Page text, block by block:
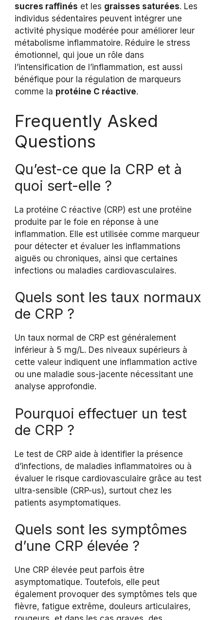
sucres raffinés et les graisses saturées. Les
individus sédentaires peuvent intégrer une
activité physique modérée pour améliorer leur
métabolisme inflammatoire. Réduire le stress
émotionnel, qui joue un rôle dans
l’intensification de l’inflammation, est aussi
bénéfique pour la régulation de marqueurs
comme la protéine C réactive.
Frequently Asked
Questions
Qu’est-ce que la CRP et à
quoi sert-elle ?
La protéine C réactive (CRP) est une protéine
produite par le foie en réponse à une
inflammation. Elle est utilisée comme marqueur
pour détecter et évaluer les inflammations
aiguës ou chroniques, ainsi que certaines
infections ou maladies cardiovasculaires.
Quels sont les taux normaux
de CRP ?
Un taux normal de CRP est généralement
inférieur à 5 mg/L. Des niveaux supérieurs à
cette valeur indiquent une inflammation active
ou une maladie sous-jacente nécessitant une
analyse approfondie.
Pourquoi effectuer un test
de CRP ?
Le test de CRP aide à identifier la présence
d’infections, de maladies inflammatoires ou à
évaluer le risque cardiovasculaire grâce au test
ultra-sensible (CRP-us), surtout chez les
patients asymptomatiques.
Quels sont les symptômes
d’une CRP élevée ?
Une CRP élevée peut parfois être
asymptomatique. Toutefois, elle peut
également provoquer des symptômes tels que
fièvre, fatigue extrême, douleurs articulaires,